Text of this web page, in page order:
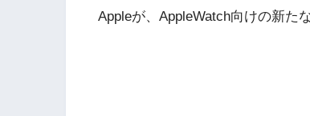
Appleが、AppleWatch向けの新た